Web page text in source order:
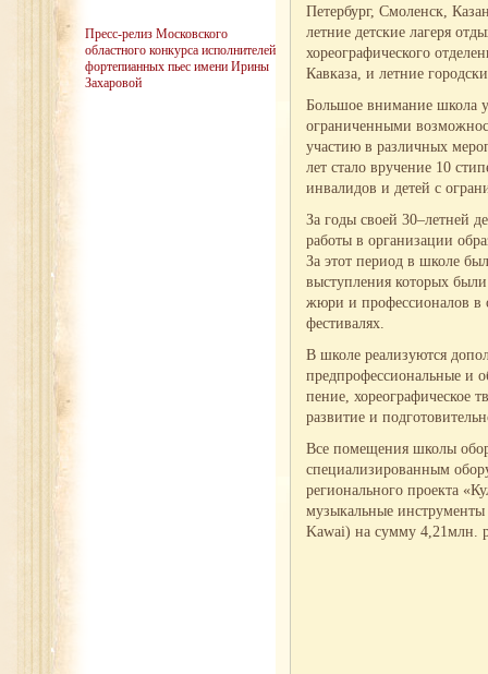
Пресс-релиз Московского
областного конкурса исполнителей
фортепианных пьес имени Ирины
Захаровой
Петербург, Смоленск,
летние детские лагеря
хореографического
Кавказа, и летние
Большое внимание школа
ограниченными
участию в различных
лет стало вручение 10
инвалидов и детей с
За годы своей 30–летней
работы в организации
За этот период в школе
выступления которых
жюри и профессионалов в
фестивалях.
В школе реализуются
предпрофессиональные и
пение, хореографическое
развитие и
Все помещения школы
специализированным
регионального проекта
музыкальные
Kawai) на сумму 4,21млн.